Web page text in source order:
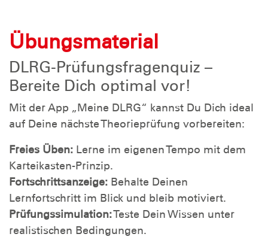
Übungsmaterial
DLRG-Prüfungsfragenquiz –
Bereite Dich optimal vor!
Mit der App „Meine DLRG“ kannst Du Dich ideal
auf Deine nächste Theorieprüfung vorbereiten:
Freies Üben: Lerne im eigenen Tempo mit dem
Karteikasten-Prinzip.
Fortschrittsanzeige: Behalte Deinen
Lernfortschritt im Blick und bleib motiviert.
Prüfungssimulation:Teste Dein Wissen unter
realistischen Bedingungen.